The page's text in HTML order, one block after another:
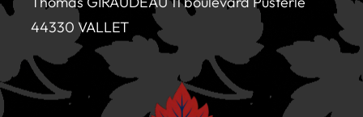
44330 VALLET